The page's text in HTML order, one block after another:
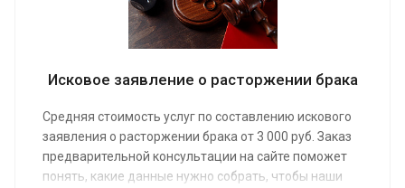
Исковое заявление о расторжении брака
Средняя стоимость услуг по составлению искового
заявления о расторжении брака от 3 000 руб. Заказ
предварительной консультации на сайте поможет
понять, какие данные нужно собрать, чтобы наши